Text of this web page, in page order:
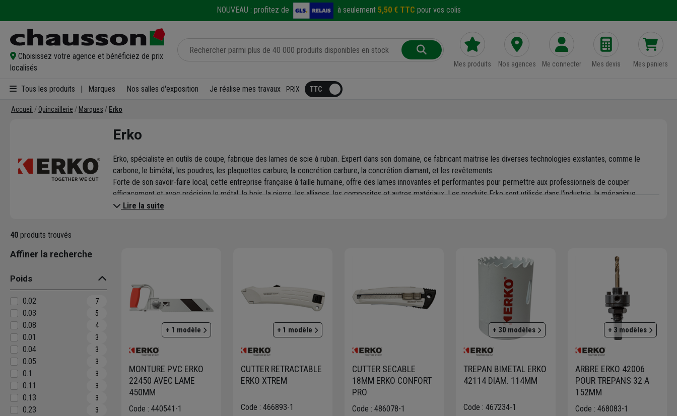
NOUVEAU : profitez de à seulement 5,50 € TTC pour vos colis
Choisissez votre agence et bénéficiez de prix
localisés
Mes produits Nos agences Me connecter Mes devis Mes paniers
Tous les produits Marques Nos salles d'exposition Je réalise mes travaux PRIX
Accueil Quincaillerie Marques Erko
Erko
Erko, spécialiste en outils de coupe, fabrique des lames de scie à ruban. Expert dans son domaine, ce fabricant maitrise les diverses technologies existantes, comme le
carbone, le bimétal, les poudres, les plaquettes carbure, la concrétion carbure, la concrétion diamant, et les revêtements.
Forte de son savoir-faire local, cette entreprise française à taille humaine, offre des lames innovantes et performantes pour permettre aux professionnels de couper
efficacement et avec précision le métal, le bois, la pierre, les alliages, les composites et autres matériaux. Les produits Erko sont utilisés dans l'industrie, la mécanique
générale, la serrurerie, la métallurgie, la démolition, la rénovation et la création.
Lire la suite
40 produits trouvés
Affiner la recherche
Poids
0.02 7
0.03 5
0.08 4
0.01 3
0.04 3
0.05 3
0.1 3
0.11 3
0.13 3
0.23 3
+ 1 modèle
MONTURE PVC ERKO
22450 AVEC LAME
450MM
Code : 440541-1
+ 1 modèle
CUTTER RETRACTABLE
ERKO XTREM
Code : 466893-1
CUTTER SECABLE
18MM ERKO CONFORT
PRO
Code : 486078-1
+ 30 modèles
TREPAN BIMETAL ERKO
42114 DIAM. 114MM
Code : 467234-1
+ 3 modèles
ARBRE ERKO 42006
POUR TREPANS 32 A
152MM
Code : 468083-1